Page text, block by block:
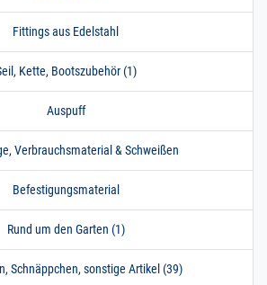
Fittings aus Edelstahl
Kette, Bootszubehör (1)
Auspuff
Verbrauchsmaterial & Schweißen
Befestigungsmaterial
Rund um den Garten (1)
Schnäppchen, sonstige Artikel (39)